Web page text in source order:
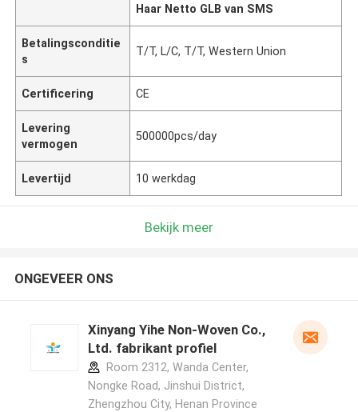
Haar Netto GLB van SMS
Betalingsconditie
s
T/T, L/C, T/T, Western Union
Certificering CE
Levering
vermogen
500000pcs/day
Levertijd 10 werkdag
Bekijk meer
ONGEVEER ONS
Xinyang Yihe Non-Woven Co.,
Ltd. fabrikant profiel
Room 2312, Wanda Center,
Nongke Road, Jinshui District,
Zhengzhou City, Henan Province